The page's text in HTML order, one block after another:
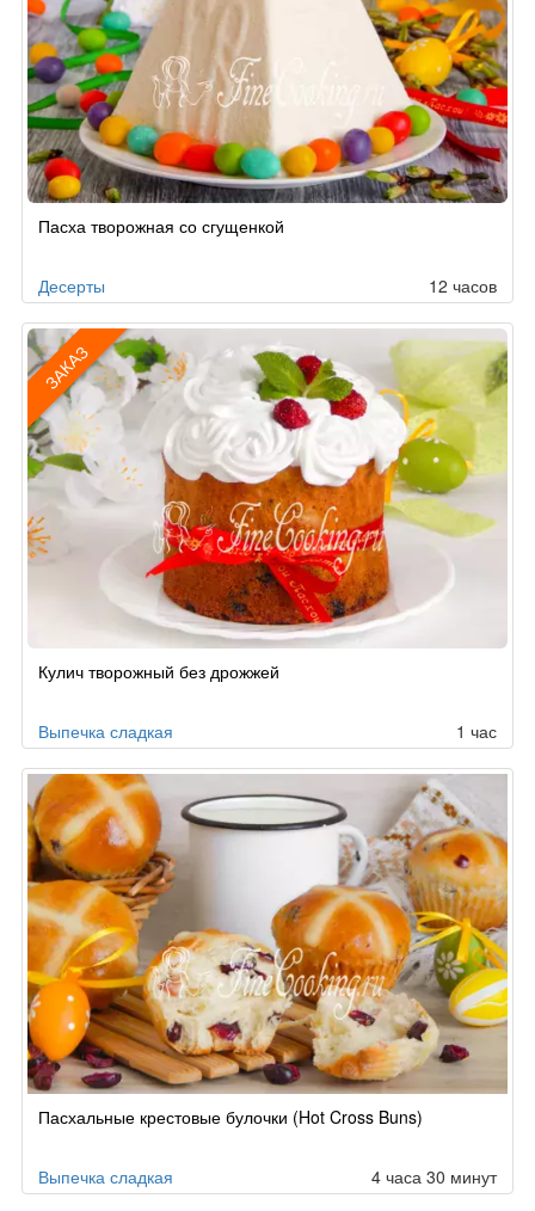
поПасха творожная со сгущенкой
Десерты 12 часов
ЗАКАЗ
поКулич творожный без дрожжей
Выпечка сладкая 1 час
Пасхальные крестовые булочки (Hot Cross Buns)
Выпечка сладкая 4 часа 30 минут